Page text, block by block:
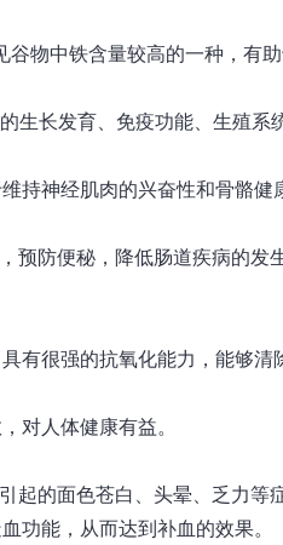
物中铁含量较高的一种，有
生长发育、免疫功能、生殖系
持神经肌肉的兴奋性和骨骼健
预防便秘，降低肠道疾病的发
有很强的抗氧化能力，能够清
对人体健康有益。
起的面色苍白、头晕、乏力等
功能，从而达到补血的效果。